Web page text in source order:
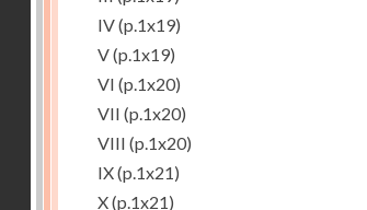
IV(p.1x19)
V(p.1x19)
VI (p.1x20)
VII (p.1x20)
VIII (p.1x20)
IX(p.1x21)
X(p.1x21)